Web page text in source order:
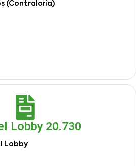
(Contraloría)
Lobby 20.730
Lobby